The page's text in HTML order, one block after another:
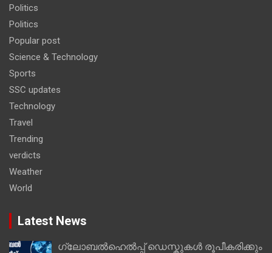
Politics
Politics
Popular post
Science & Technology
Sports
SSC updates
Technology
Travel
Trending
verdicts
Weather
World
Latest News
ഗ്ലോബൽഹെൽപ്പ് ഡെസ്കുകൾ രൂപീകരിക്കും